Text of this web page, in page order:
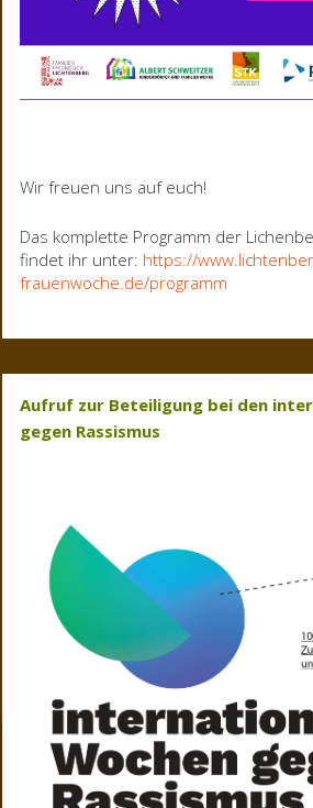
Wir freuen uns auf euch!
Das komplette Programm der
findet ihr unter: https://
frauenwoche.de/programm
Aufruf zur Beteiligung bei den
gegen Rassismus